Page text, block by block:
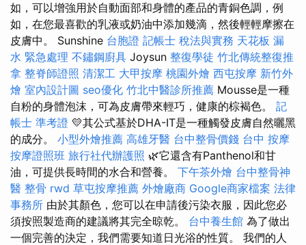
如，可以增強用於自動面部和身體的產品的青銅色調，例
如，在您最喜歡的乳液或奶油中添加幾滴，然後輕輕摩擦在
皮膚中。 Sunshine 台胞證 記帳士 稅法與實務 天花板 漏
水 緊急處理 不鏽鋼廚具 Joysun 整復學徒 竹北傳統整復推
拿 整脊師證照 清潔工 大甲按摩 桃園外燴 西屯按摩 新竹外
燴 室內設計圖 seo優化 竹北中醫診所推薦 Mousse是一種
自粉的身體泡沫，可為皮膚帶來輕巧，健康的棕褐色。 記
帳士 準考證 💛其公式基於DHA-IT是一種觸發皮膚自然曬黑
的成分。 小型外燴推薦 高雄牙醫 台中整骨價錢 台中 按摩
按摩證照班 旅行社代辦護照 🌿它還含有Panthenol和甘
油，可提供長時間的水合和營養。 下午茶外燴 台中整骨神
醫 整骨 rwd 草屯按摩推薦 外燴廠商 Google商家檔案 法律
事務所 由於其顏色，您可以在申請後污染衣服，因此您必
須按照製造商的建議將其完全晾乾。 台中養生館 為了做出
一個完善的決定，我們需要知道日光浴的性質。 我們的人